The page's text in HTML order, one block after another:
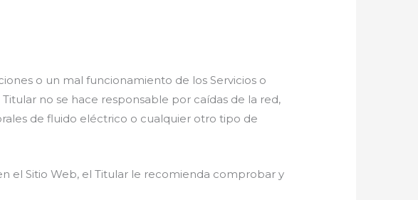
o un mal funcionamiento de los Servicios o
no se hace responsable por caídas de la red,
de fluido eléctrico o cualquier otro tipo de
el Sitio Web, el Titular le recomienda comprobar y